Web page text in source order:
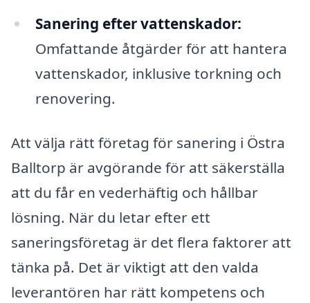
Sanering efter vattenskador:
Omfattande åtgärder för att hantera
vattenskador, inklusive torkning och
renovering.
Att välja rätt företag för sanering i Östra
Balltorp är avgörande för att säkerställa
att du får en vederhäftig och hållbar
lösning. När du letar efter ett
saneringsföretag är det flera faktorer att
tänka på. Det är viktigt att den valda
leverantören har rätt kompetens och